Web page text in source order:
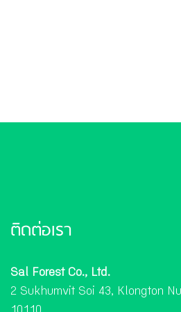
ติดต่อเรา
Sal Forest Co., Ltd.
2 Sukhumvit Soi 43, Klongton